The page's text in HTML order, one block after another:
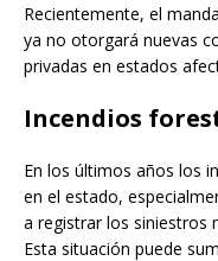
Recientemente, el
ya no otorgará nuevas
privadas en estados
Incendios
En los últimos años los
en el estado,
a registrar los siniestros
Esta situación puede